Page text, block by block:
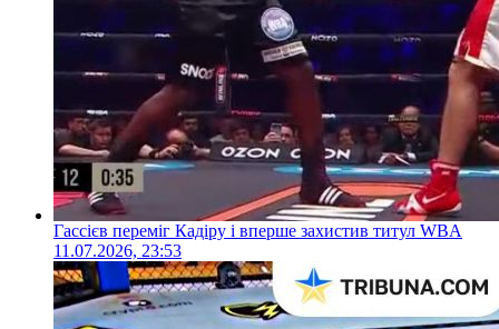
Гассієв переміг Кадіру і вперше захистив титул WBA
11.07.2026, 23:53